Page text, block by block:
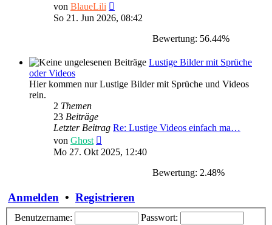
von BlaueLili
Beitrag
So 21. Jun 2026, 08:42
Bewertung: 56.44%
Lustige Bilder mit Sprüche
oder Videos
Hier kommen nur Lustige Bilder mit Sprüche und Videos
rein.
2 Themen
23 Beiträge
Letzter Beitrag Re: Lustige Videos einfach ma…
von Ghost
Beitrag
Mo 27. Okt 2025, 12:40
Bewertung: 2.48%
Anmelden • Registrieren
Benutzername:
Passwort: